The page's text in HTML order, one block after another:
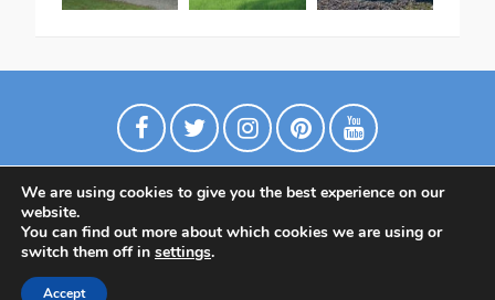
Политика конфиденциальности
We are using cookies to give you the best experience on our
website.
You can find out more about which cookies we are using or
switch them off in settings.
Accept